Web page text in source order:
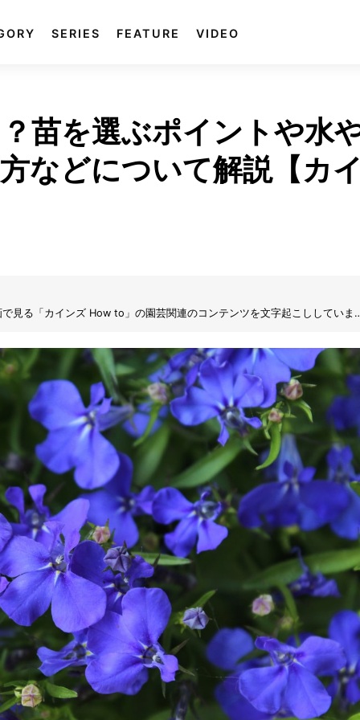
SERIES FEATURE VIDEO
苗を選ぶポイントや水
などについて解説【カ
見る「カインズ How to」の園芸関連のコンテンツを文字起こししていま